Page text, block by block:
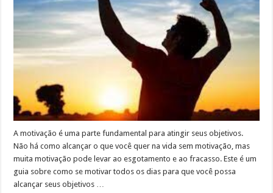
A motivação é uma parte fundamental para atingir seus objetivos.
Não há como alcançar o que você quer na vida sem motivação, mas
muita motivação pode levar ao esgotamento e ao fracasso. Este é um
guia sobre como se motivar todos os dias para que você possa
alcançar seus objetivos …